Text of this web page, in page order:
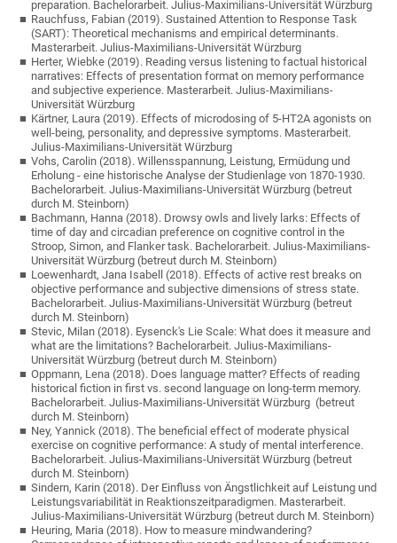
preparation. Bachelorarbeit. Julius-Maximilians-Universität Würzburg
Rauchfuss, Fabian (2019). Sustained Attention to Response Task
(SART): Theoretical mechanisms and empirical determinants.
Masterarbeit. Julius-Maximilians-Universität Würzburg
Herter, Wiebke (2019). Reading versus listening to factual historical
narratives: Effects of presentation format on memory performance
and subjective experience. Masterarbeit. Julius-Maximilians-
Universität Würzburg
Kärtner, Laura (2019). Effects of microdosing of 5-HT2A agonists on
well-being, personality, and depressive symptoms. Masterarbeit.
Julius-Maximilians-Universität Würzburg
Vohs, Carolin (2018). Willensspannung, Leistung, Ermüdung und
Erholung - eine historische Analyse der Studienlage von 1870-1930.
Bachelorarbeit. Julius-Maximilians-Universität Würzburg (betreut
durch M. Steinborn)
Bachmann, Hanna (2018). Drowsy owls and lively larks: Effects of
time of day and circadian preference on cognitive control in the
Stroop, Simon, and Flanker task. Bachelorarbeit. Julius-Maximilians-
Universität Würzburg (betreut durch M. Steinborn)
Loewenhardt, Jana Isabell (2018). Effects of active rest breaks on
objective performance and subjective dimensions of stress state.
Bachelorarbeit. Julius-Maximilians-Universität Würzburg (betreut
durch M. Steinborn)
Stevic, Milan (2018). Eysenck's Lie Scale: What does it measure and
what are the limitations? Bachelorarbeit. Julius-Maximilians-
Universität Würzburg (betreut durch M. Steinborn)
Oppmann, Lena (2018). Does language matter? Effects of reading
historical fiction in first vs. second language on long-term memory.
Bachelorarbeit. Julius-Maximilians-Universität Würzburg (betreut
durch M. Steinborn)
Ney, Yannick (2018). The beneficial effect of moderate physical
exercise on cognitive performance: A study of mental interference.
Bachelorarbeit. Julius-Maximilians-Universität Würzburg (betreut
durch M. Steinborn)
Sindern, Karin (2018). Der Einfluss von Ängstlichkeit auf Leistung und
Leistungsvariabilität in Reaktionszeitparadigmen. Masterarbeit.
Julius-Maximilians-Universität Würzburg (betreut durch M. Steinborn)
Heuring, Maria (2018). How to measure mindwandering?